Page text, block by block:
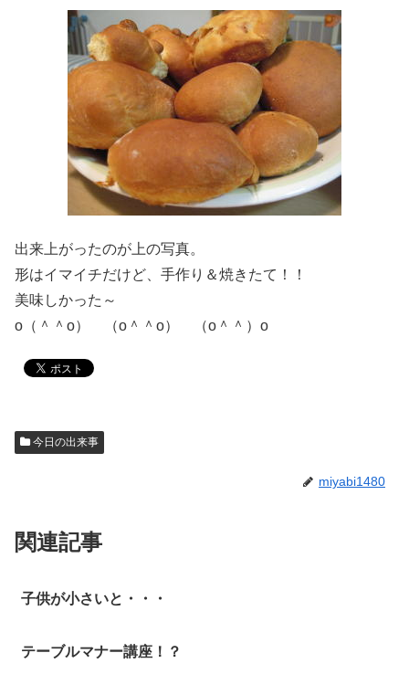
出来上がったのが上の写真。
形はイマイチだけど、手作り＆焼きたて！！
美味しかった～
o（＾＾o） （o＾＾o） （o＾＾）o
今日の出来事
miyabi1480
関連記事
子供が小さいと・・・
テーブルマナー講座！？